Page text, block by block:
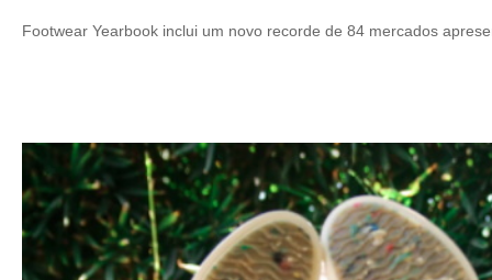
Footwear Yearbook inclui um novo recorde de 84 mercados